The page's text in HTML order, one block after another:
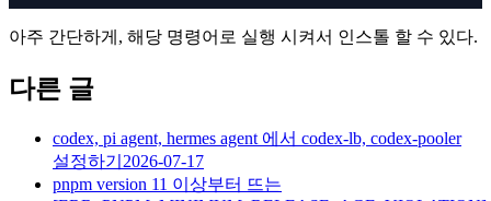
아주 간단하게, 해당 명령어로 실행 시켜서 인스톨 할 수 있다.
다른 글
codex, pi agent, hermes agent 에서 codex-lb, codex-pooler
설정하기 2026-07-17
pnpm version 11 이상부터 뜨는